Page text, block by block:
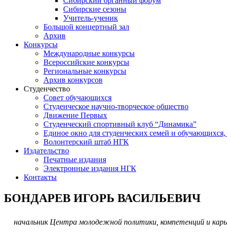
Сибирские сезоны
Учитель-ученик
Большой концертный зал
Архив
Конкурсы
Международные конкурсы
Всероссийские конкурсы
Региональные конкурсы
Архив конкурсов
Студенчество
Совет обучающихся
Студенческое научно-творческое общество
Движение Первых
Студенческий спортивный клуб “Динамика”
Единое окно для студенческих семей и
Волонтерский штаб НГК
Издательство
Печатные издания
Электронные издания НГК
Контакты
БОНДАРЕВ ИГОРЬ ВАСИЛЬЕВИЧ
начальник Центра молодежной политики, компетенций и